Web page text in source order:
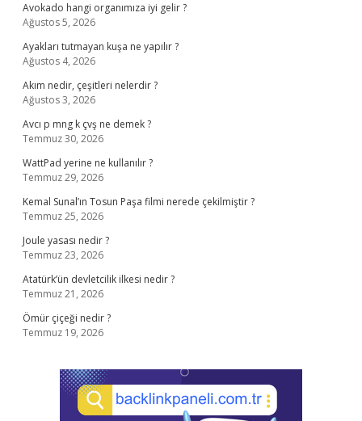
Avokado hangi organımıza iyi gelir ?
Ağustos 5, 2026
Ayakları tutmayan kuşa ne yapılır ?
Ağustos 4, 2026
Akım nedir, çeşitleri nelerdir ?
Ağustos 3, 2026
Avcı p mng k çvş ne demek ?
Temmuz 30, 2026
WattPad yerine ne kullanılır ?
Temmuz 29, 2026
Kemal Sunal’ın Tosun Paşa filmi nerede çekilmiştir ?
Temmuz 25, 2026
Joule yasası nedir ?
Temmuz 23, 2026
Atatürk’ün devletcilik ilkesi nedir ?
Temmuz 21, 2026
Ömür çiçeği nedir ?
Temmuz 19, 2026